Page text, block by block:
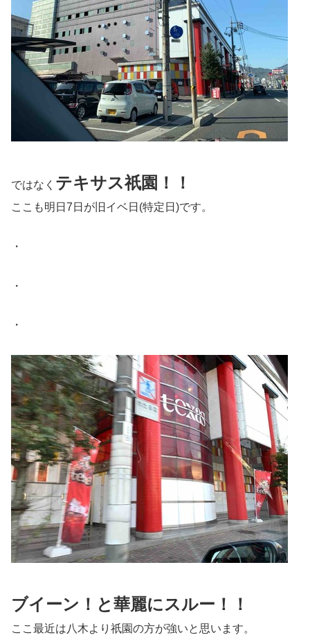
ではなく テキサス祇園！！
ここも明日7日が旧イベ日(特定日)です。
・
・
・
ブイーン！と華麗にスルー！！
ここ最近は八木より祇園の方が強いと思います。